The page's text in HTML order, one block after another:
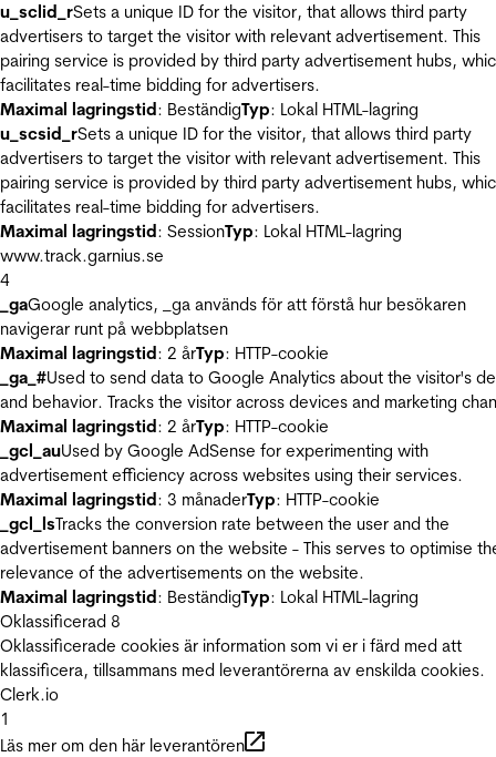
u_sclid_rSets a unique ID for the visitor, that allows third party
advertisers to target the visitor with relevant advertisement. This
pairing service is provided by third party advertisement hubs,
facilitates real-time bidding for advertisers.
Maximal lagringstid: BeständigTyp: Lokal HTML-lagring
u_scsid_rSets a unique ID for the visitor, that allows third party
advertisers to target the visitor with relevant advertisement. This
pairing service is provided by third party advertisement hubs,
facilitates real-time bidding for advertisers.
Maximal lagringstid: SessionTyp: Lokal HTML-lagring
www.track.garnius.se
4
_gaGoogle analytics, _ga används för att förstå hur besökaren
navigerar runt på webbplatsen
Maximal lagringstid: 2 årTyp: HTTP-cookie
_ga_#Used to send data to Google Analytics about the visitor's
and behavior. Tracks the visitor across devices and marketing
Maximal lagringstid: 2 årTyp: HTTP-cookie
_gcl_auUsed by Google AdSense for experimenting with
advertisement efficiency across websites using their services.
Maximal lagringstid: 3 månaderTyp: HTTP-cookie
_gcl_lsTracks the conversion rate between the user and the
advertisement banners on the website - This serves to optimise
relevance of the advertisements on the website.
Maximal lagringstid: BeständigTyp: Lokal HTML-lagring
Oklassificerad 8
Oklassificerade cookies är information som vi er i färd med att
klassificera, tillsammans med leverantörerna av enskilda cookies.
Clerk.io
1
Läs mer om den här leverantören